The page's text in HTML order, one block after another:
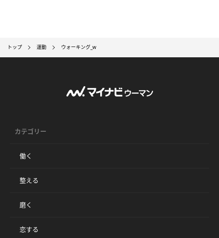
トップ 運動 ウォーキング_w
カテゴリー
働く
整える
磨く
恋する